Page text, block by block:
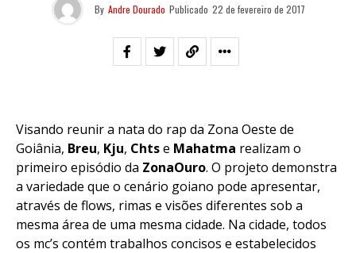
By Andre Dourado Publicado 22 de fevereiro de 2017
Visando reunir a nata do rap da Zona Oeste de
Goiânia, Breu, Kju, Chtse Mahatma realizam o
primeiro episódio da ZonaOuro. O projeto demonstra
a variedade que o cenário goiano pode apresentar,
através de flows, rimas e visões diferentes sob a
mesma área de uma mesma cidade. Na cidade, todos
os mc’s contém trabalhos concisos e estabelecidos